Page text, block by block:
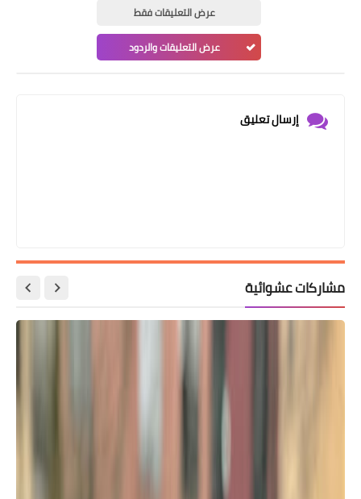
عرض التعليقات فقط
عرض التعليقات والردود
إرسال تعليق
مشاركات عشوائية